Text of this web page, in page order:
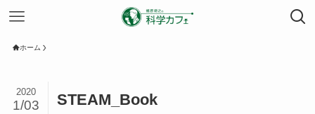
ホーム
STEAM_Book
2020
1/03